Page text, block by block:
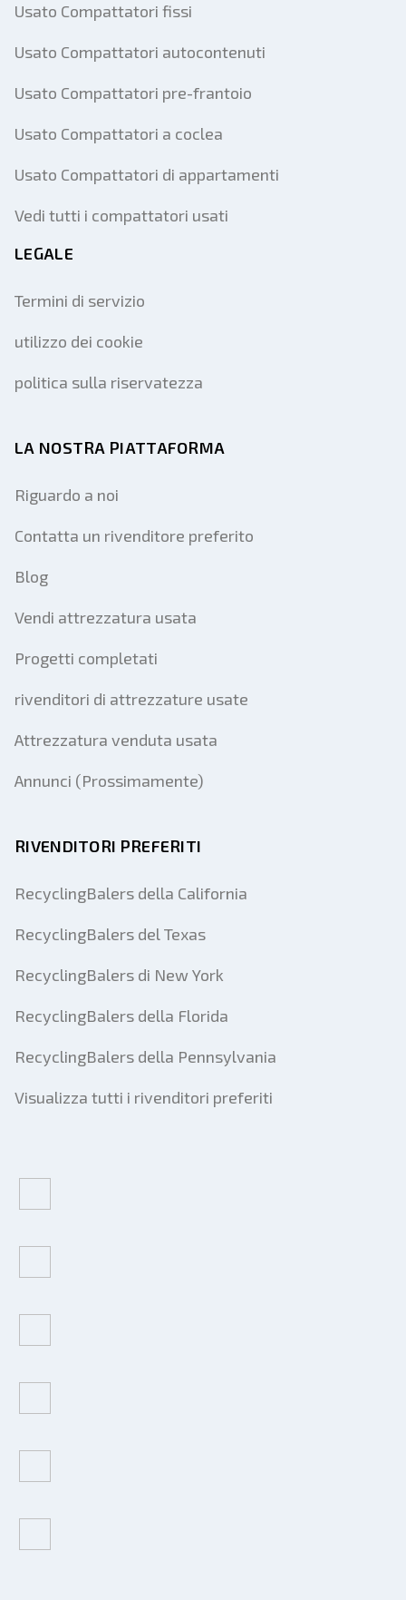
Usato Compattatori fissi
Usato Compattatori autocontenuti
Usato Compattatori pre-frantoio
Usato Compattatori a coclea
Usato Compattatori di appartamenti
Vedi tutti i compattatori usati
LEGALE
Termini di servizio
utilizzo dei cookie
politica sulla riservatezza
LA NOSTRA PIATTAFORMA
Riguardo a noi
Contatta un rivenditore preferito
Blog
Vendi attrezzatura usata
Progetti completati
rivenditori di attrezzature usate
Attrezzatura venduta usata
Annunci (Prossimamente)
RIVENDITORI PREFERITI
RecyclingBalers della California
RecyclingBalers del Texas
RecyclingBalers di New York
RecyclingBalers della Florida
RecyclingBalers della Pennsylvania
Visualizza tutti i rivenditori preferiti